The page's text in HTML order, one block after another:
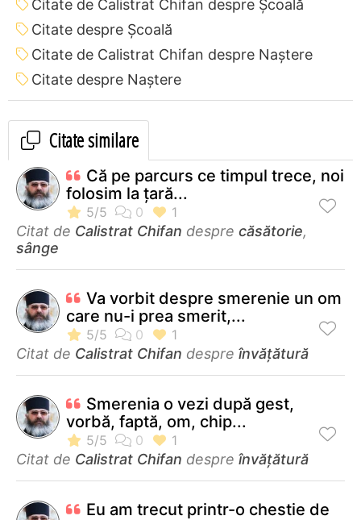
Citate de Calistrat Chifan despre Școală
Citate despre Școală
Citate de Calistrat Chifan despre Naștere
Citate despre Naștere
Citate similare
Că pe parcurs ce timpul trece, noi
folosim la țară...
Citat de Calistrat Chifan despre căsătorie,
sânge
Va vorbit despre smerenie un om
care nu-i prea smerit,...
Citat de Calistrat Chifan despre învățătură
Smerenia o vezi după gest,
vorbă, faptă, om, chip...
Citat de Calistrat Chifan despre învățătură
Eu am trecut printr-o chestie de